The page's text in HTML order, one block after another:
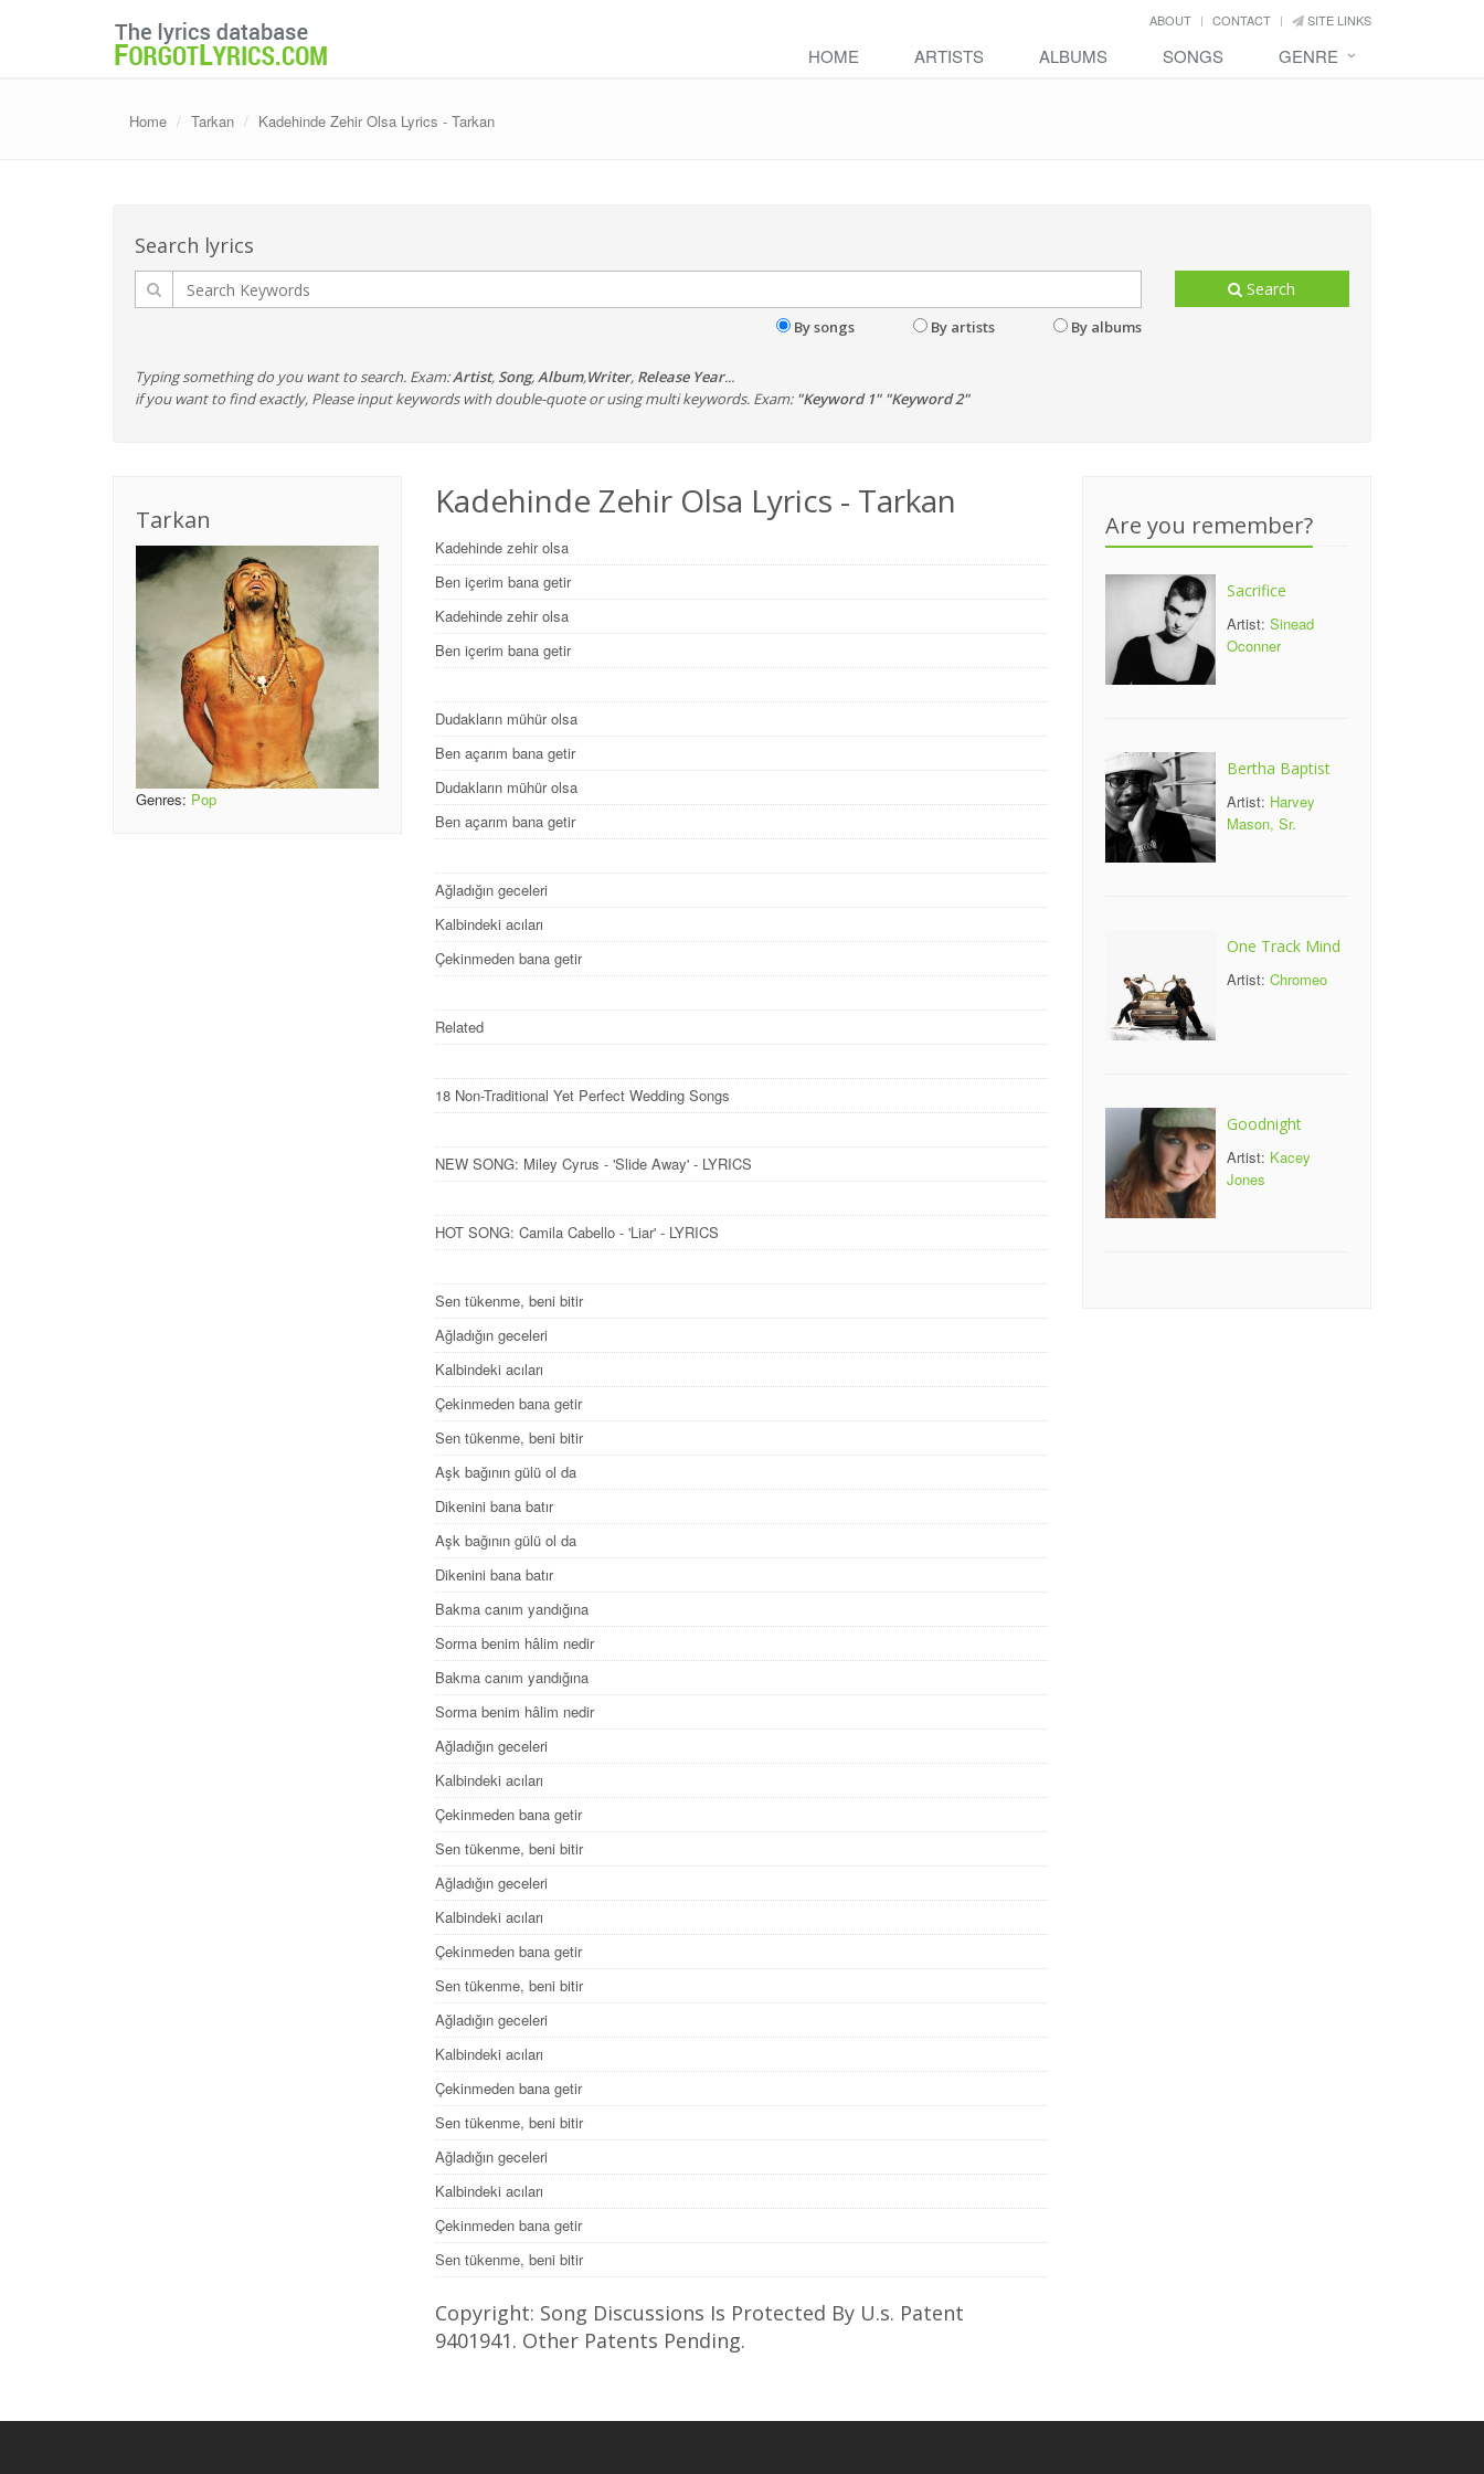
ABOUT CONTACT SITE LINKS
HOME ARTISTS ALBUMS SONGS GENRE
Home Tarkan Kadehinde Zehir Olsa Lyrics - Tarkan
Search lyrics
By songs By artists By albums
Search
Typing something do you want to search. Exam:Artist, Song,Album,Writer, Release Year...
if you want to find exactly, Please input keywords with double-quote or using multi keywords. Exam: "Keyword 1" "Keyword 2"
Tarkan
Genres: Pop
Kadehinde Zehir Olsa Lyrics - Tarkan
Kadehinde zehir olsa
Ben içerim bana getir
Kadehinde zehir olsa
Ben içerim bana getir
Dudakların mühür olsa
Ben açarım bana getir
Dudakların mühür olsa
Ben açarım bana getir
Ağladığın geceleri
Kalbindeki acıları
Çekinmeden bana getir
Related
18 Non-Traditional Yet Perfect Wedding Songs
NEW SONG: Miley Cyrus - 'Slide Away' - LYRICS
HOT SONG: Camila Cabello - 'Liar' - LYRICS
Sen tükenme, beni bitir
Ağladığın geceleri
Kalbindeki acıları
Çekinmeden bana getir
Sen tükenme, beni bitir
Aşk bağının gülü ol da
Dikenini bana batır
Aşk bağının gülü ol da
Dikenini bana batır
Bakma canım yandığına
Sorma benim hâlim nedir
Bakma canım yandığına
Sorma benim hâlim nedir
Ağladığın geceleri
Kalbindeki acıları
Çekinmeden bana getir
Sen tükenme, beni bitir
Ağladığın geceleri
Kalbindeki acıları
Çekinmeden bana getir
Sen tükenme, beni bitir
Ağladığın geceleri
Kalbindeki acıları
Çekinmeden bana getir
Sen tükenme, beni bitir
Ağladığın geceleri
Kalbindeki acıları
Çekinmeden bana getir
Sen tükenme, beni bitir
Copyright: Song Discussions Is Protected By U.s. Patent
9401941. Other Patents Pending.
Are you remember?
Sacrifice
Artist: Sinead
Oconner
Bertha Baptist
Artist: Harvey
Mason, Sr.
One Track Mind
Artist: Chromeo
Goodnight
Artist: Kacey
Jones